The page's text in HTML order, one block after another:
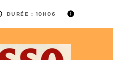
DURÉE : 10H06 info